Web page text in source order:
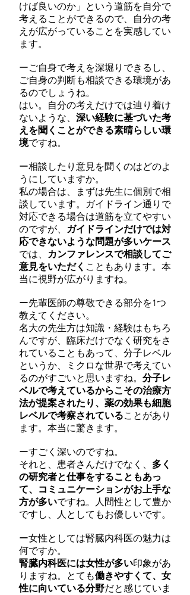
けば良いのか」という道筋を自分で
考えることができるので、自分の考
えが広がっていることを実感してい
ます。
ーご自身で考えを深堀りできるし、
ご自身の判断も相談できる環境があ
るのでしょうね。
はい。自分の考えだけでは辿り着け
ないような、 深い経験に基づいた考
えを聞くことができる素晴らしい環
境ですね。
ー相談したり意見を聞くのはどのよ
うにしていますか。
私の場合は、まずは先生に個別で相
談しています。ガイドライン通りで
対応できる場合は道筋を立てやすい
のですが、 ガイドラインだけでは対
応できないような問題が多いケース
では、 カンファレンスで相談してご
意見をいただく こともあります。本
当に視野が広がりますね。
ー先輩医師の尊敬できる部分を1つ
教えてください。
名大の先生方は知識・経験はもちろ
んですが、臨床だけでなく研究をさ
れていることもあって、分子レベル
というか、ミクロな世界で考えてい
るのがすごいと思いますね。 分子レ
ベルで考えているからこその治療方
法が提案されたり、薬の効果も細胞
レベルで考察されていることがあり
ます。本当に驚きます。
ーすごく深いのですね。
それと、患者さんだけでなく、 多く
の研究者と仕事をすることもあっ
て、コミュニケーションがお上手な
方が多いですね。人間性として豊か
ですし、人としてもお優しいです。
ー女性としては腎臓内科医の魅力は
何ですか。
腎臓内科医には女性が多い印象があ
りますね。とても働きやすくて、女
性に向いている分野だと感じていま